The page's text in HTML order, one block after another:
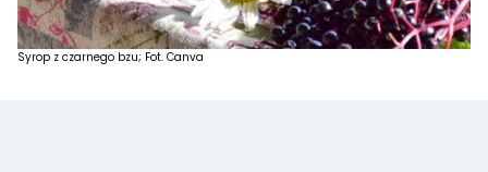
Syrop z czarnego bzu; Fot. Canva